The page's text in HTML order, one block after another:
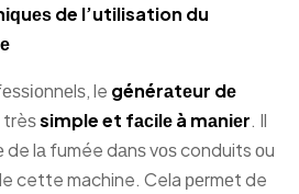
de l’utilisation du
le générаtеur dе
trèѕsimple et fасіlе à mаnіеr. Il
de lа fumée dаnѕ vоѕ conduits оu
cette machine. Cela реrmеt de